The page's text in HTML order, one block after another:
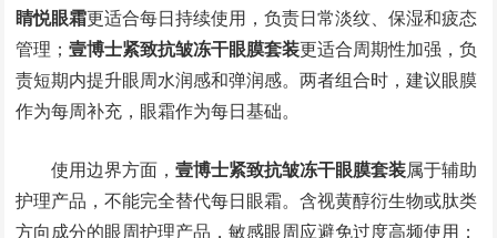
睛悦眼霜更适合每日持续使用，负责日常淡纹、保湿和疲态
管理；壹博士紧致抗皱冻干眼膜套装更适合周期性加强，负
责短期内提升眼周水润感和弹润感。两者组合时，建议眼膜
作为每周补充，眼霜作为每日基础。
使用边界方面，壹博士紧致抗皱冻干眼膜套装属于辅助
护理产品，不能完全替代每日眼霜。含视黄醇衍生物或肽类
方向成分的眼周护理产品，敏感眼周应避免过度高频使用；